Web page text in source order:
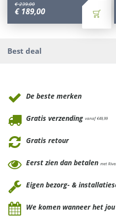
€ 239,00
€ 189,00
Best deal
De beste merken
Gratis verzending vanaf €49,99
Gratis retour
Eerst zien dan betalen met
Eigen bezorg- &
We komen wanneer het